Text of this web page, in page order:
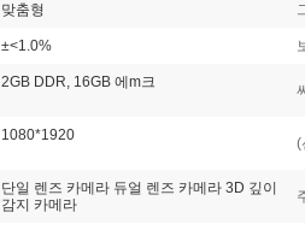
맞춤형
±<1.0%
2GB DDR, 16GB 에m크
1080*1920 (
단일 렌즈 카메라 듀얼 렌즈 카메라 3D 깊이
감지 카메라